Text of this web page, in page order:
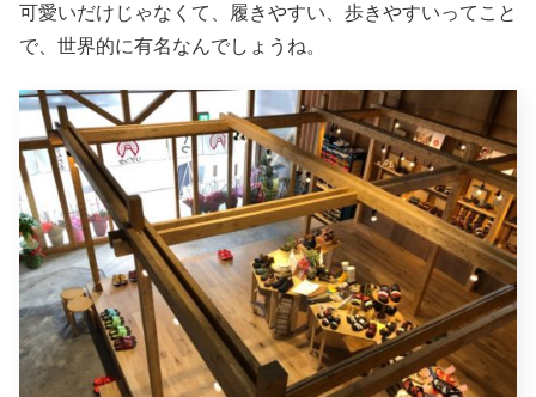
可愛いだけじゃなくて、履きやすい、歩きやすいってこと
で、世界的に有名なんでしょうね。